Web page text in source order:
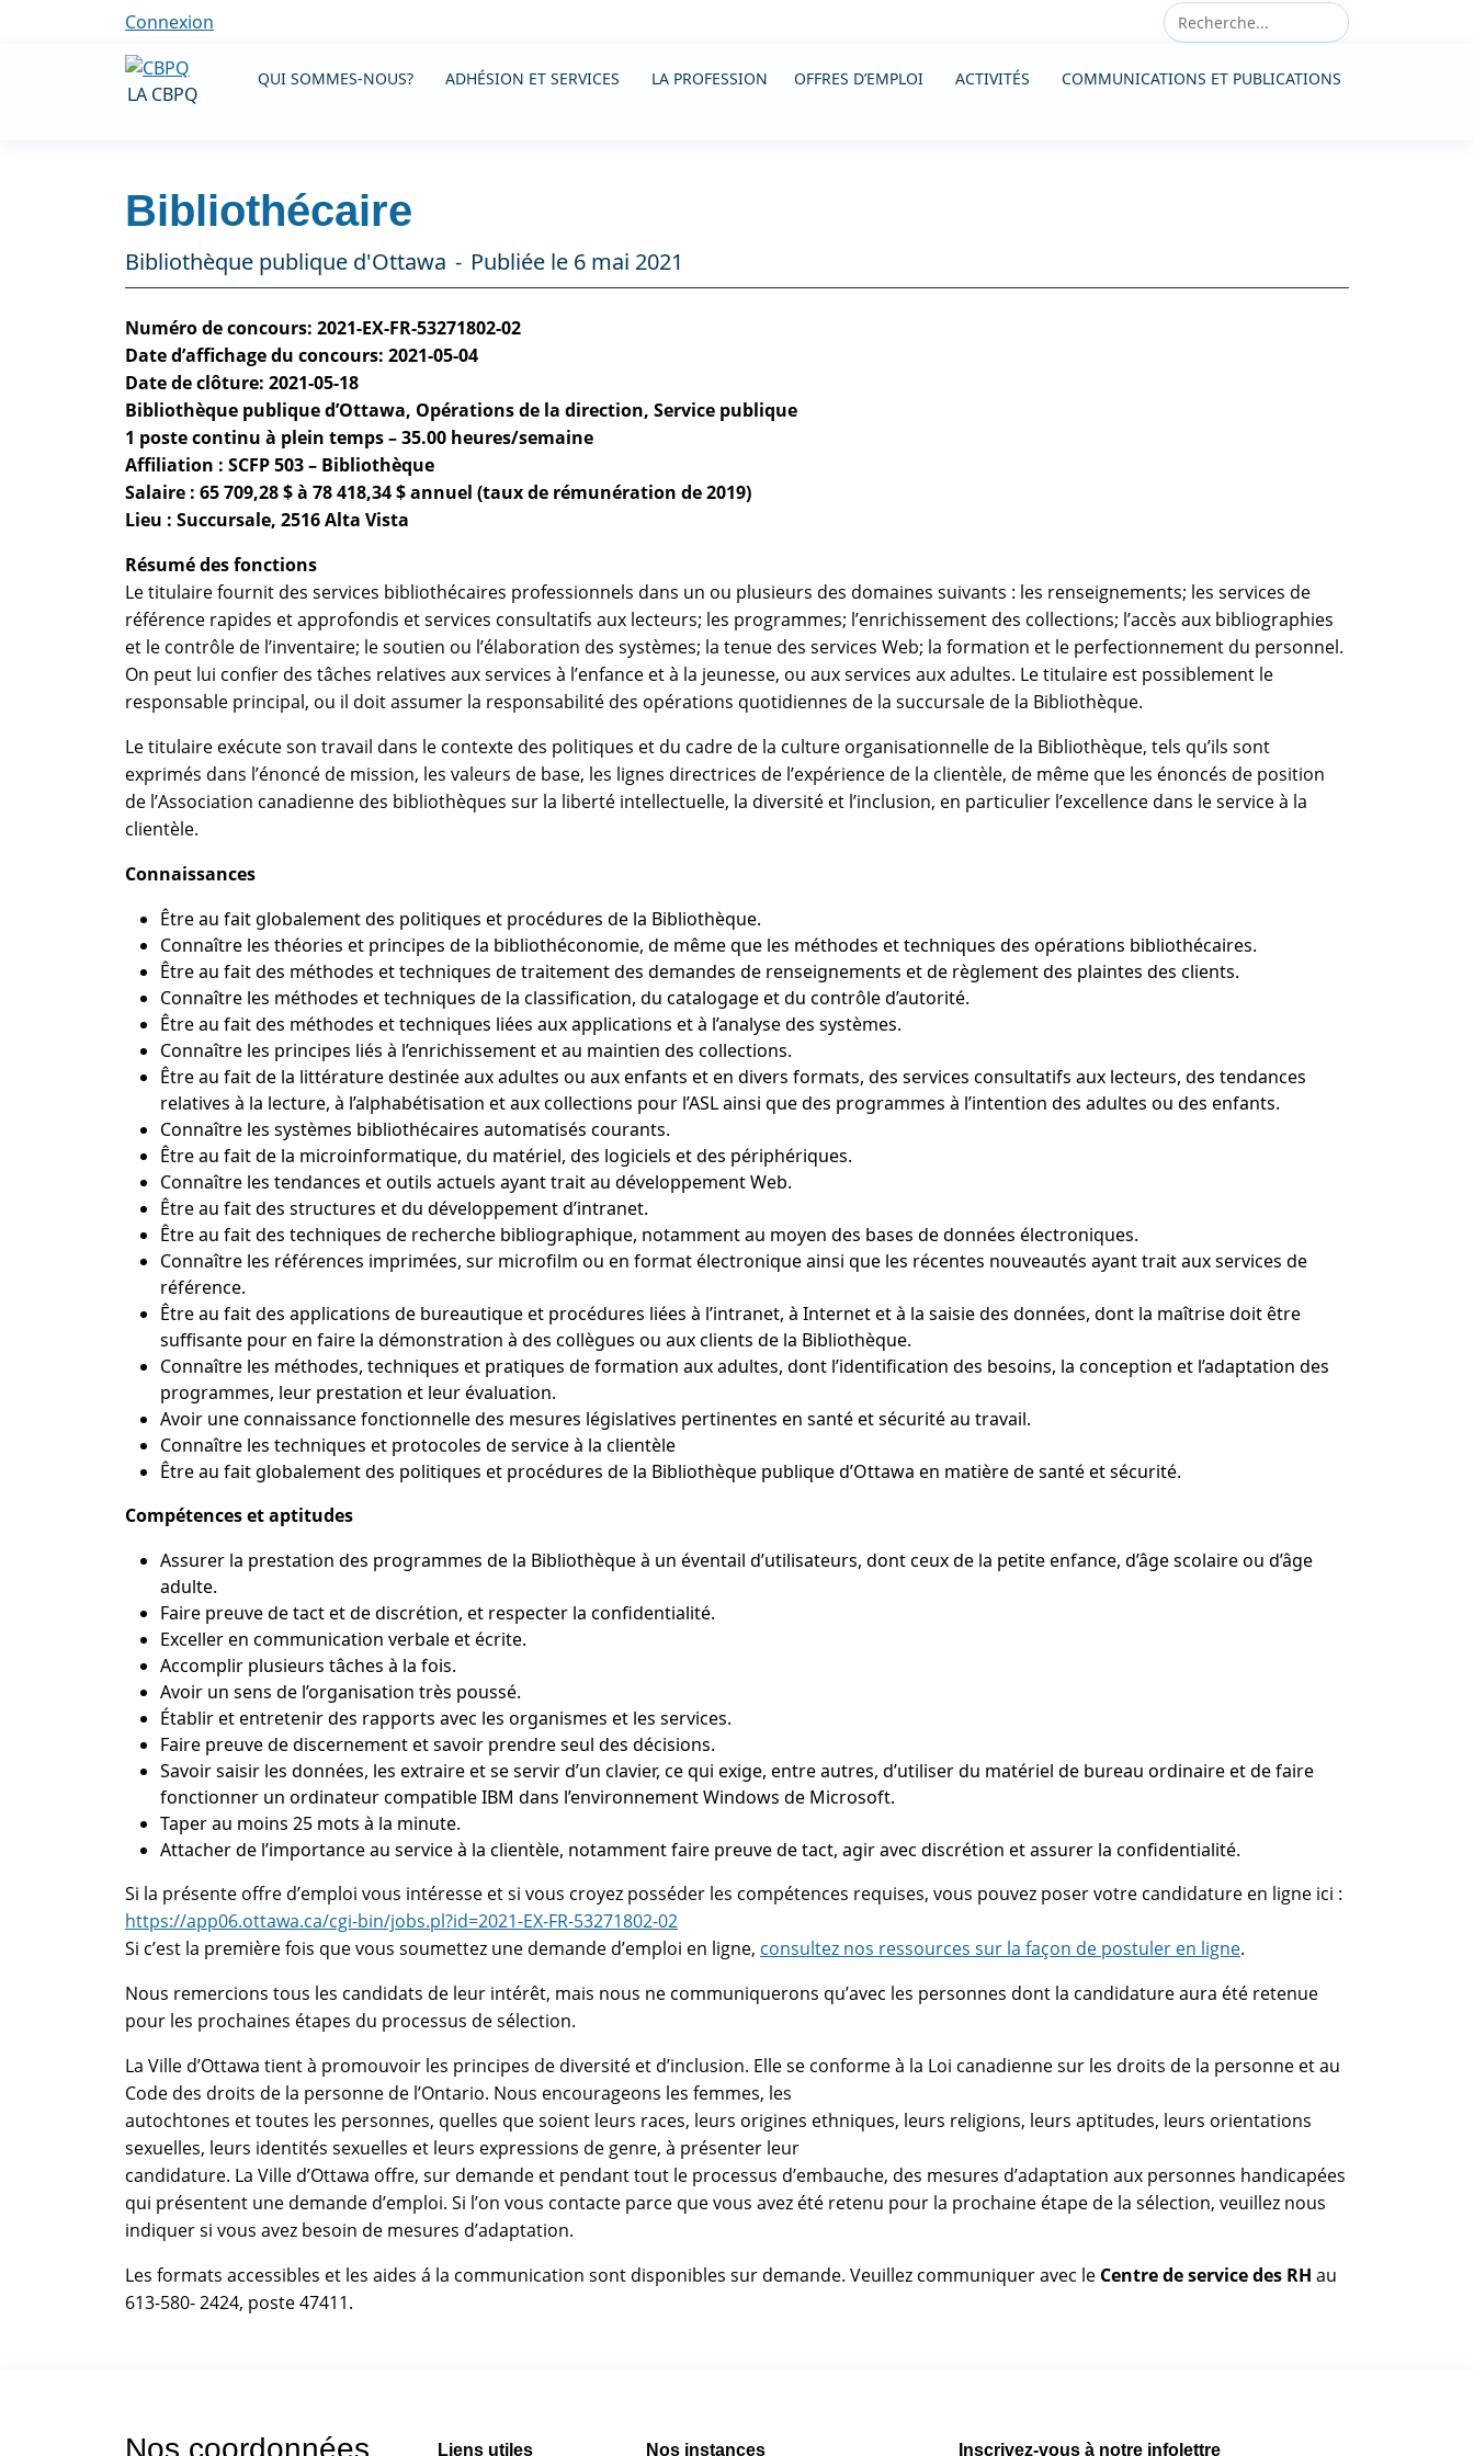
Connexion
LA CBPQ
QUI SOMMES-NOUS? ADHÉSION ET SERVICES LA PROFESSION OFFRES D’EMPLOI ACTIVITÉS COMMUNICATIONS ET PUBLICATIONS
Bibliothécaire
Bibliothèque publique d'Ottawa Publiée le 6 mai 2021
Numéro de concours: 2021-EX-FR-53271802-02
Date d’affichage du concours: 2021-05-04
Date de clôture: 2021-05-18
Bibliothèque publique d’Ottawa, Opérations de la direction, Service publique
1 poste continu à plein temps – 35.00 heures/semaine
Affiliation : SCFP 503 – Bibliothèque
Salaire : 65 709,28 $ à 78 418,34 $ annuel (taux de rémunération de 2019)
Lieu : Succursale, 2516 Alta Vista
Résumé des fonctions
Le titulaire fournit des services bibliothécaires professionnels dans un ou plusieurs des domaines suivants : les renseignements; les services de
référence rapides et approfondis et services consultatifs aux lecteurs; les programmes; l’enrichissement des collections; l’accès aux bibliographies
et le contrôle de l’inventaire; le soutien ou l’élaboration des systèmes; la tenue des services Web; la formation et le perfectionnement du personnel.
On peut lui confier des tâches relatives aux services à l’enfance et à la jeunesse, ou aux services aux adultes. Le titulaire est possiblement le
responsable principal, ou il doit assumer la responsabilité des opérations quotidiennes de la succursale de la Bibliothèque.
Le titulaire exécute son travail dans le contexte des politiques et du cadre de la culture organisationnelle de la Bibliothèque, tels qu’ils sont
exprimés dans l’énoncé de mission, les valeurs de base, les lignes directrices de l’expérience de la clientèle, de même que les énoncés de position
de l’Association canadienne des bibliothèques sur la liberté intellectuelle, la diversité et l’inclusion, en particulier l’excellence dans le service à la
clientèle.
Connaissances
Être au fait globalement des politiques et procédures de la Bibliothèque.
Connaître les théories et principes de la bibliothéconomie, de même que les méthodes et techniques des opérations bibliothécaires.
Être au fait des méthodes et techniques de traitement des demandes de renseignements et de règlement des plaintes des clients.
Connaître les méthodes et techniques de la classification, du catalogage et du contrôle d’autorité.
Être au fait des méthodes et techniques liées aux applications et à l’analyse des systèmes.
Connaître les principes liés à l’enrichissement et au maintien des collections.
Être au fait de la littérature destinée aux adultes ou aux enfants et en divers formats, des services consultatifs aux lecteurs, des tendances
relatives à la lecture, à l’alphabétisation et aux collections pour l’ASL ainsi que des programmes à l’intention des adultes ou des enfants.
Connaître les systèmes bibliothécaires automatisés courants.
Être au fait de la microinformatique, du matériel, des logiciels et des périphériques.
Connaître les tendances et outils actuels ayant trait au développement Web.
Être au fait des structures et du développement d’intranet.
Être au fait des techniques de recherche bibliographique, notamment au moyen des bases de données électroniques.
Connaître les références imprimées, sur microfilm ou en format électronique ainsi que les récentes nouveautés ayant trait aux services de
référence.
Être au fait des applications de bureautique et procédures liées à l’intranet, à Internet et à la saisie des données, dont la maîtrise doit être
suffisante pour en faire la démonstration à des collègues ou aux clients de la Bibliothèque.
Connaître les méthodes, techniques et pratiques de formation aux adultes, dont l’identification des besoins, la conception et l’adaptation des
programmes, leur prestation et leur évaluation.
Avoir une connaissance fonctionnelle des mesures législatives pertinentes en santé et sécurité au travail.
Connaître les techniques et protocoles de service à la clientèle
Être au fait globalement des politiques et procédures de la Bibliothèque publique d’Ottawa en matière de santé et sécurité.
Compétences et aptitudes
Assurer la prestation des programmes de la Bibliothèque à un éventail d’utilisateurs, dont ceux de la petite enfance, d’âge scolaire ou d’âge
adulte.
Faire preuve de tact et de discrétion, et respecter la confidentialité.
Exceller en communication verbale et écrite.
Accomplir plusieurs tâches à la fois.
Avoir un sens de l’organisation très poussé.
Établir et entretenir des rapports avec les organismes et les services.
Faire preuve de discernement et savoir prendre seul des décisions.
Savoir saisir les données, les extraire et se servir d’un clavier, ce qui exige, entre autres, d’utiliser du matériel de bureau ordinaire et de faire
fonctionner un ordinateur compatible IBM dans l’environnement Windows de Microsoft.
Taper au moins 25 mots à la minute.
Attacher de l’importance au service à la clientèle, notamment faire preuve de tact, agir avec discrétion et assurer la confidentialité.
Si la présente offre d’emploi vous intéresse et si vous croyez posséder les compétences requises, vous pouvez poser votre candidature en ligne ici :
https://app06.ottawa.ca/cgi-bin/jobs.pl?id=2021-EX-FR-53271802-02
Si c’est la première fois que vous soumettez une demande d’emploi en ligne, consultez nos ressources sur la façon de postuler en ligne.
Nous remercions tous les candidats de leur intérêt, mais nous ne communiquerons qu’avec les personnes dont la candidature aura été retenue
pour les prochaines étapes du processus de sélection.
La Ville d’Ottawa tient à promouvoir les principes de diversité et d’inclusion. Elle se conforme à la Loi canadienne sur les droits de la personne et au
Code des droits de la personne de l’Ontario. Nous encourageons les femmes, les
autochtones et toutes les personnes, quelles que soient leurs races, leurs origines ethniques, leurs religions, leurs aptitudes, leurs orientations
sexuelles, leurs identités sexuelles et leurs expressions de genre, à présenter leur
candidature. La Ville d’Ottawa offre, sur demande et pendant tout le processus d’embauche, des mesures d’adaptation aux personnes handicapées
qui présentent une demande d’emploi. Si l’on vous contacte parce que vous avez été retenu pour la prochaine étape de la sélection, veuillez nous
indiquer si vous avez besoin de mesures d’adaptation.
Les formats accessibles et les aides á la communication sont disponibles sur demande. Veuillez communiquer avec le Centre de service des RH au
613-580- 2424, poste 47411.
Inscrivez-vous à notre infolettre
Nos coordonnées Liens utiles Nos instances